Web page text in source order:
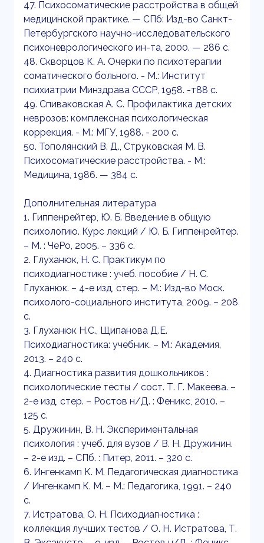
47. Психосоматические расстройства в общей
медицинской практике. — СПб: Изд-во Санкт-
Петербургского научно-исследовательского
психоневрологического ин-та, 2000. — 286 с.
48. Скворцов К. А. Очерки по психотерапии
соматического больного. - М.: Институт
психиатрии Минздрава СССР, 1958. -т88 с.
49. Спиваковская А. С. Профилактика детских
неврозов: комплексная психологическая
коррекция. - М.: МГУ, 1988. - 200 с.
50. Тополянский В. Д., Струковская М. В.
Психосоматические расстройства. - М.:
Медицина, 1986. — 384 с.
Дополнительная литература
1. Гиппенрейтер, Ю. Б. Введение в общую
психологию. Курс лекций / Ю. Б. Гиппенрейтер.
– М. : ЧеРо, 2005. – 336 с.
2. Глуханюк, Н. С. Практикум по
психодиагностике : учеб. пособие / Н. С.
Глуханюк. – 4-е изд, стер. – М.: Изд-во Моск.
психолого-социального института, 2009. – 208
с.
3. Глуханюк Н.С., Щипанова Д.Е.
Психодиагностика: учебник. – М.: Академия,
2013. – 240 с.
4. Диагностика развития дошкольников :
психологические тесты / сост. Т. Г. Макеева. –
2-е изд, стер. – Ростов н/Д. : Феникс, 2010. –
125 с.
5. Дружинин, В. Н. Экспериментальная
психология : учеб. для вузов / В. Н. Дружинин.
– 2-е изд. – СПб. : Питер, 2011. – 320 с.
6. Ингенкамп К. М. Педагогическая диагностика
/ Ингенкамп К. М. – М.: Педагогика, 1991. – 240
с.
7. Истратова, О. Н. Психодиагностика :
коллекция лучших тестов / О. Н. Истратова, Т.